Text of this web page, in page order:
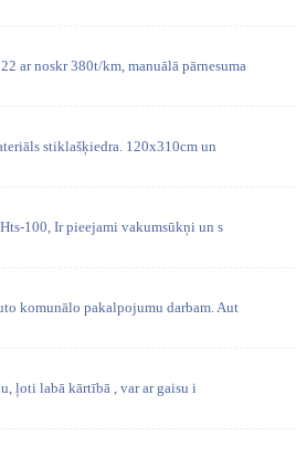
ar noskr 380t/km, manuālā pārnesuma
stiklašķiedra. 120x310cm un
100, Ir pieejami vakumsūkņi un s
komunālo pakalpojumu darbam. Aut
ļoti labā kārtībā , var ar gaisu i